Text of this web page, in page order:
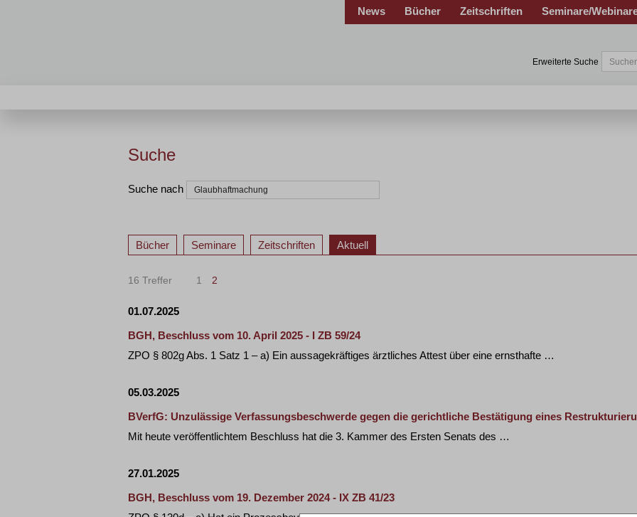
News Bücher Zeitschriften Seminare/
Erweiterte Suche
Suche
Suche nach
Bücher Seminare Zeitschriften Aktuell
16 Treffer 1 2
01.07.2025
BGH, Beschluss vom 10. April 2025 - I ZB 59/24
ZPO § 802g Abs. 1 Satz 1 – a) Ein aussagekräftiges ärztliches Attest über eine ernsthafte …
05.03.2025
BVerfG: Unzulässige Verfassungsbeschwerde gegen die gerichtliche Bestätigung eines
Mit heute veröffentlichtem Beschluss hat die 3. Kammer des Ersten Senats des …
27.01.2025
BGH, Beschluss vom 19. Dezember 2024 - IX ZB 41/23